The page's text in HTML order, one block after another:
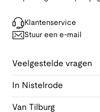
Klantenservice
Stuur een e-mail
Veelgestelde vragen
In Nistelrode
Van Tilburg